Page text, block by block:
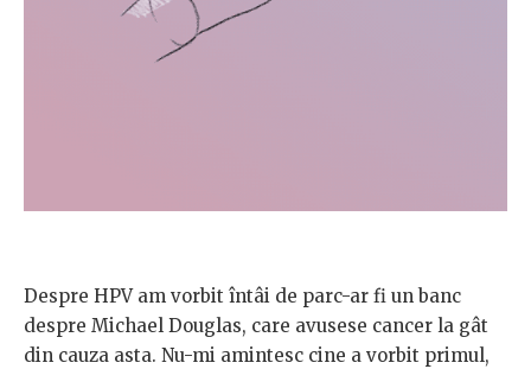
Despre HPV am vorbit întâi de parc-ar fi un banc
despre Michael Douglas, care avusese cancer la gât
din cauza asta. Nu-mi amintesc cine a vorbit primul,